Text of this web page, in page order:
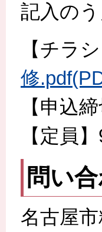
記入の
【チラ
修
【申込
【定員
問い
名古屋